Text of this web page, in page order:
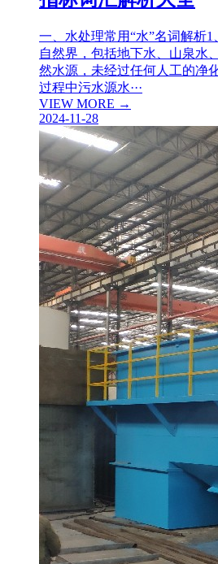
一、水处理常用“水”名词解析
自然界，包括地下水、山泉水
然水源，未经过任何人工的净
过程中污水源水···
VIEW MORE →
2024-11-28